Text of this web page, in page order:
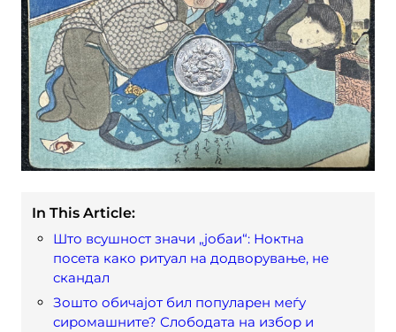
In This Article:
Што всушност значи „јобаи“: Ноктна
посета како ритуал на додворување, не
скандал
Зошто обичајот бил популарен меѓу
сиромашните? Слободата на избор и